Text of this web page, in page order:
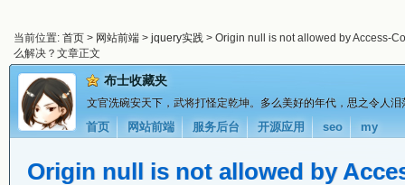
当前位置: 首页 > 网站前端 > jquery实践 > Origin null is not allowed by Access-
么解决？文章正文
布士收藏夹
文官洗碗安天下，武将打怪定乾坤。多么美好的年代，思之令人泪
首页 网站前端 服务后台 开源应用 seo my
Origin null is not allowed by